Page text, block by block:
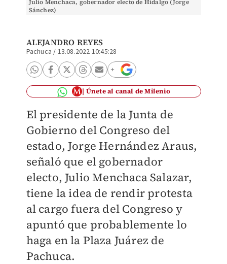
Julio Menchaca, gobernador electo de Hidalgo (Jorge
Sánchez)
ALEJANDRO REYES
Pachuca / 13.08.2022 10:45:28
Únete al canal de Milenio
El presidente de la Junta de
Gobierno del Congreso del
estado, Jorge Hernández Araus,
señaló que el gobernador
electo, Julio Menchaca Salazar,
tiene la idea de rendir protesta
al cargo fuera del Congreso y
apuntó que probablemente lo
haga en la Plaza Juárez de
Pachuca.